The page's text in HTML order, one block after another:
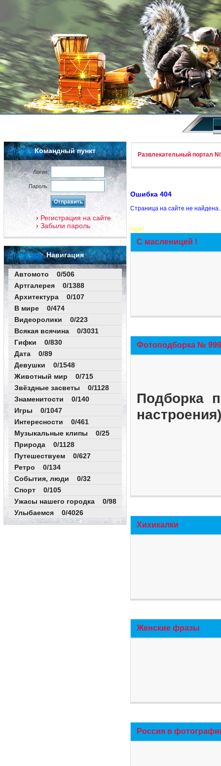
Командный пункт
Логин:
Пароль:
Регистрация на сайте
Забыли пароль
Навигация
Автомото 0/506
Артгалерея 0/1388
Архитектура 0/107
В мире 0/474
Видеоролики 0/223
Всякая всячина 0/3031
Гифки 0/830
Дата 0/89
Девушки 0/1548
Животный мир 0/715
Звёздные засветы 0/1128
Знаменитости 0/140
Игры 0/1047
Интересности 0/461
Музыкальные клипы 0/25
Природа 0/1128
Путешествуем 0/627
Ретро 0/134
События, люди 0/32
Спорт 0/105
Ужасы нашего городка 0/98
Улыбаемся 0/4026
Развлекательный портал
Ошибка 404
Страница на сайте не
New!
С масленицей !
Фотоподборка №
Подборка
Хихикалки
Женские фразы
Россия в